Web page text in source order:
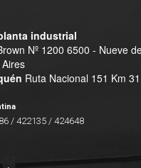
industrial
Nº 1200 6500 - Nueve
Ruta Nacional 151 Km
/ 422135 / 424648